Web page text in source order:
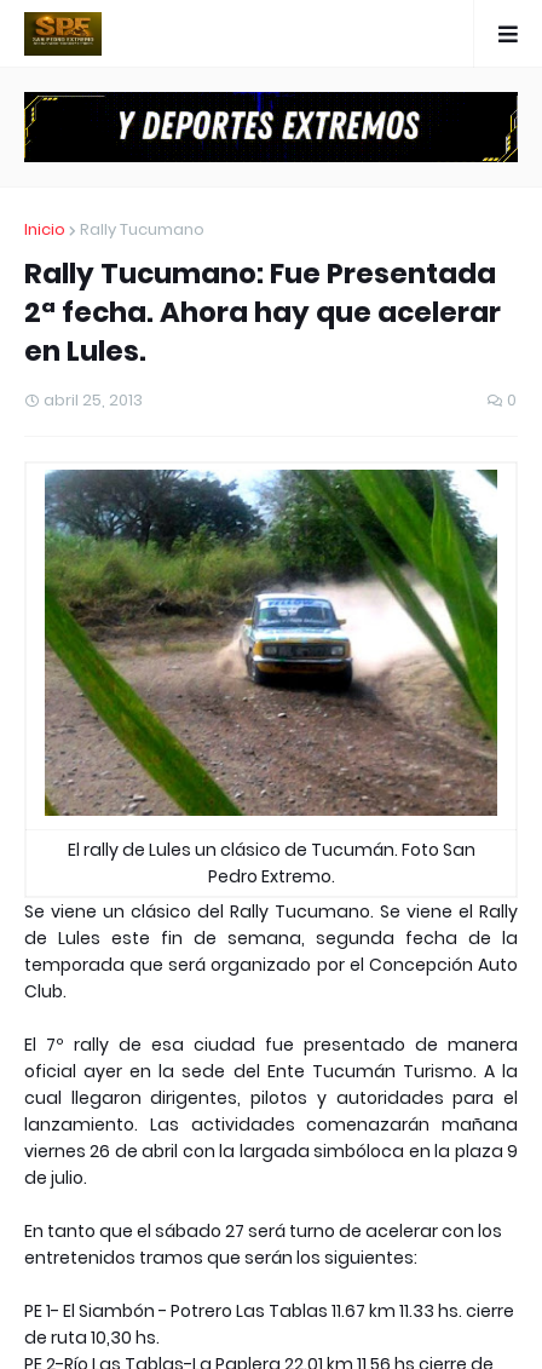
Inicio Rally Tucumano
Rally Tucumano: Fue Presentada
2ª fecha. Ahora hay que acelerar
en Lules.
abril 25, 2013 0
El rally de Lules un clásico de Tucumán. Foto San
Pedro Extremo.
Se viene un clásico del Rally Tucumano. Se viene el Rally
de Lules este fin de semana, segunda fecha de la
temporada que será organizado por el Concepción Auto
Club.
El 7º rally de esa ciudad fue presentado de manera
oficial ayer en la sede del Ente Tucumán Turismo. A la
cual llegaron dirigentes, pilotos y autoridades para el
lanzamiento. Las actividades comenazarán mañana
viernes 26 de abril con la largada simbóloca en la plaza 9
de julio.
En tanto que el sábado 27 será turno de acelerar con los
entretenidos tramos que serán los siguientes:
PE 1- El Siambón - Potrero Las Tablas 11.67 km 11.33 hs. cierre
de ruta 10,30 hs.